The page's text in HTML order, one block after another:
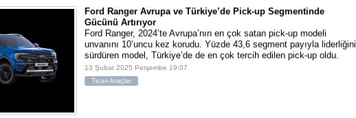
Ford Ranger Avrupa ve Türkiye’de Pick-up Segmentinde
Gücünü Artırıyor
Ford Ranger, 2024’te Avrupa’nın en çok satan pick-up modeli
unvanını 10’uncu kez korudu. Yüzde 43,6 segment payıyla liderliğini
sürdüren model, Türkiye’de de en çok tercih edilen pick-up oldu.
13 Şubat 2025 Perşembe 19:07
Ticari Araçlar